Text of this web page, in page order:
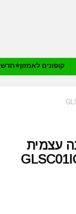
קופונים לאמזון⭐️חדש
עצמית